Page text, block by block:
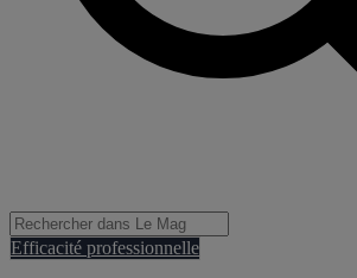
Efficacité professionnelle